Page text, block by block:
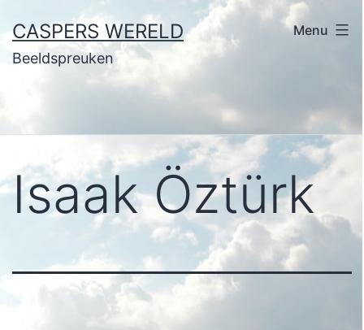
naar
de
CASPERS WERELD
Beeldspreuken
Menu
Isaak Öztürk